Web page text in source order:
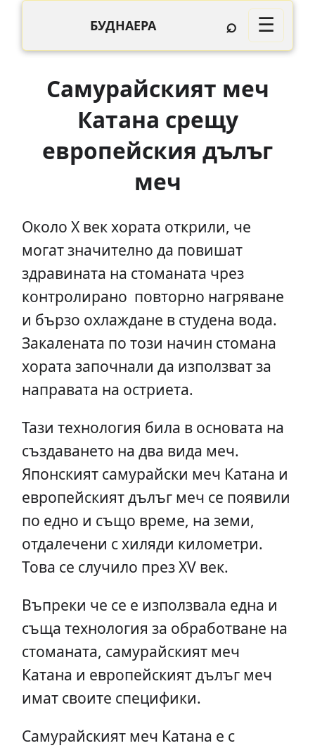
БУДНАЕРА ⌕ ☰
Самурайският меч
Катана срещу
европейския дълъг
меч
Около Х век хората открили, че
могат значително да повишат
здравината на стоманата чрез
контролирано повторно нагряване
и бързо охлаждане в студена вода.
Закалената по този начин стомана
хората започнали да използват за
направата на остриета.
Тази технология била в основата на
създаването на два вида меч.
Японският самурайски меч Катана и
европейският дълъг меч се появили
по едно и също време, на земи,
отдалечени с хиляди километри.
Това се случило през XV век.
Въпреки че се е използвала една и
съща технология за обработване на
стоманата, самурайският меч
Катана и европейският дълъг меч
имат своите специфики.
Самурайският меч Катана е с